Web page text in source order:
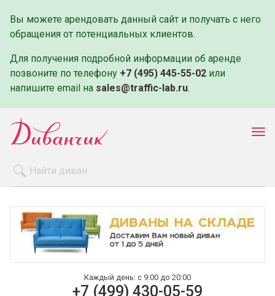
Вы можете арендовать данный сайт и получать с него
обращения от потенциальных клиентов.
Для получения подробной информации об аренде
позвоните по телефону +7 (495) 445-55-02 или
напишите email на sales@traffic-lab.ru.
Оплата и доставка
Контакты
Каждый день: с 9:00 до 20:00
+7 (499) 430-05-59